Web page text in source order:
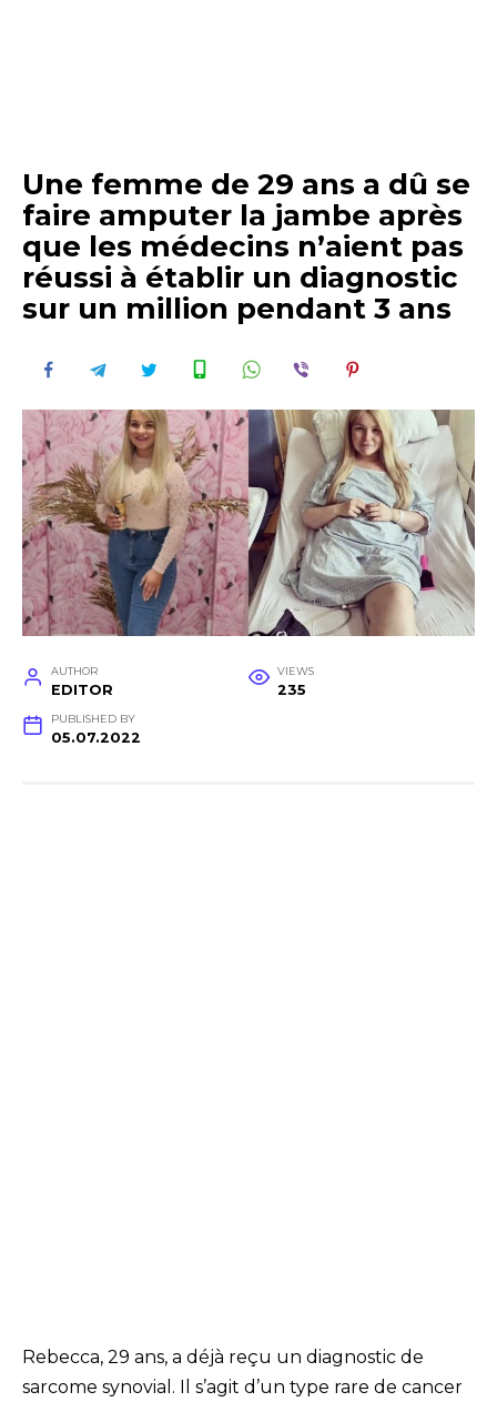
Une femme de 29 ans a dû se
faire amputer la jambe après
que les médecins n’aient pas
réussi à établir un diagnostic
sur un million pendant 3 ans
AUTHOR
EDITOR
VIEWS
235
PUBLISHED BY
05.07.2022
Rebecca, 29 ans, a déjà reçu un diagnostic de
sarcome synovial. Il s’agit d’un type rare de cancer